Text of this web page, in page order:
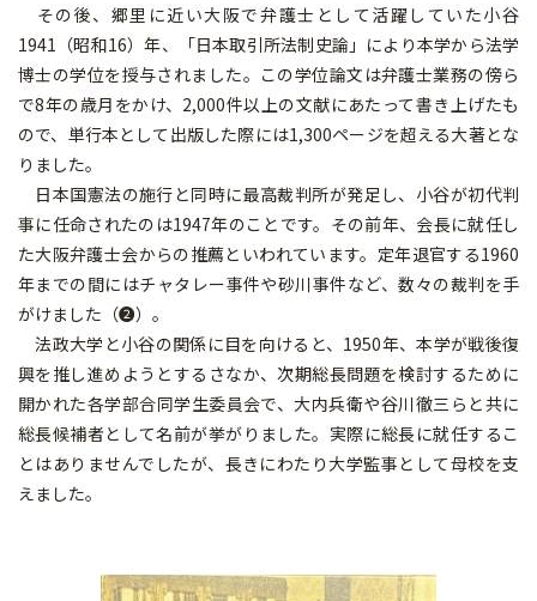
その後、郷里に近い大阪で弁護士として活躍していた小谷
1941（昭和16）年、「日本取引所法制史論」により本学から法学
博士の学位を授与されました。この学位論文は弁護士業務の傍ら
で8年の歳月をかけ、2,000件以上の文献にあたって書き上げたも
ので、単行本として出版した際には1,300ページを超える大著とな
りました。
日本国憲法の施行と同時に最高裁判所が発足し、小谷が初代判
事に任命されたのは1947年のことです。その前年、会長に就任し
た大阪弁護士会からの推薦といわれています。定年退官する1960
年までの間にはチャタレー事件や砂川事件など、数々の裁判を手
がけました（❷）。
法政大学と小谷の関係に目を向けると、1950年、本学が戦後復
興を推し進めようとするさなか、次期総長問題を検討するために
開かれた各学部合同学生委員会で、大内兵衛や谷川徹三らと共に
総長候補者として名前が挙がりました。実際に総長に就任するこ
とはありませんでしたが、長きにわたり大学監事として母校を支
えました。